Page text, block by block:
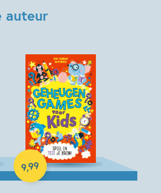
auteur
9,99
Paperback